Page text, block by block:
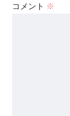
コメント ※